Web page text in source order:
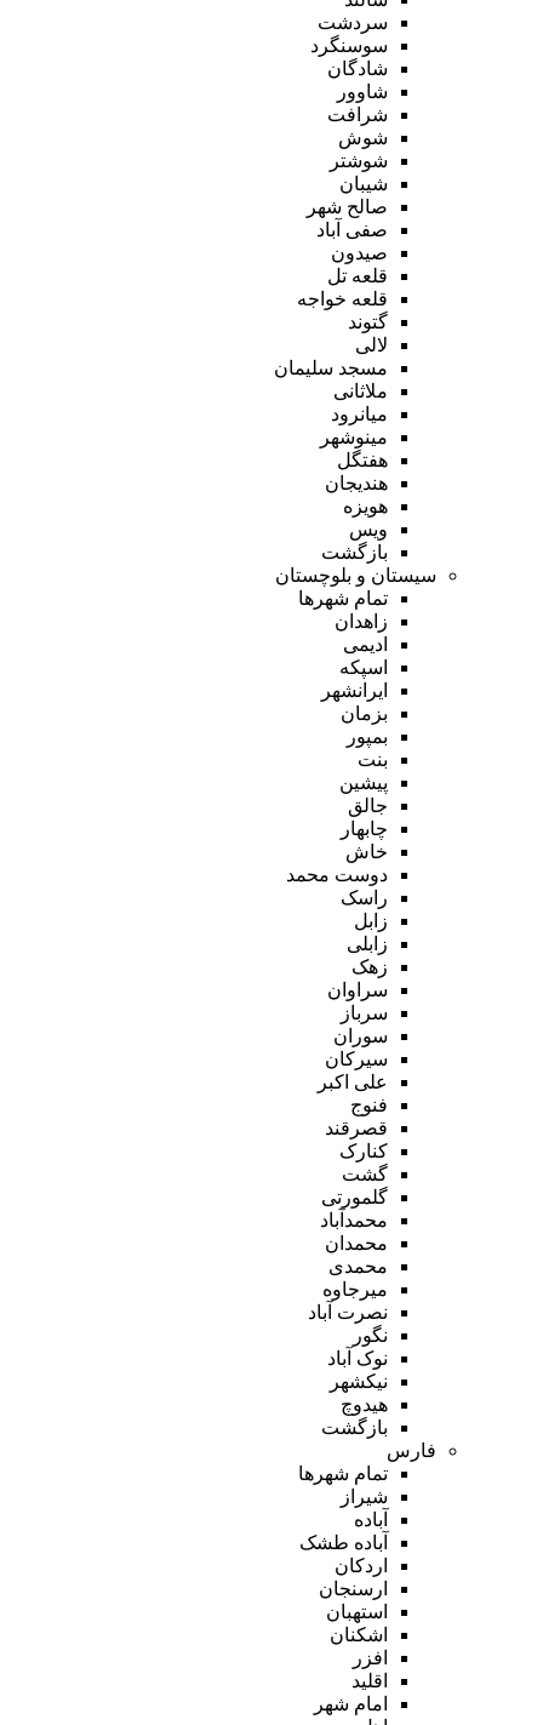
سردشت
سوسنگرد
شادگان
شاوور
شرافت
شوش
شوشتر
شیبان
صالح شهر
صفی آباد
صیدون
قلعه تل
قلعه خواجه
گتوند
لالی
مسجد سلیمان
ملاثانی
میانرود
مینوشهر
هفتگل
هندیجان
هویزه
ویس
بازگشت
سیستان و بلوچستان
تمام شهر‌ها
زاهدان
ادیمی
اسپکه
ایرانشهر
بزمان
بمپور
بنت
پیشین
جالق
چابهار
خاش
دوست محمد
راسک
زابل
زابلی
زهک
سراوان
سرباز
سوران
سیرکان
علی اکبر
فنوج
قصرقند
کنارک
گشت
گلمورتی
محمدآباد
محمدان
محمدی
میرجاوه
نصرت آباد
نگور
نوک آباد
نیکشهر
هیدوچ
بازگشت
فارس
تمام شهر‌ها
شیراز
آباده
آباده طشک
اردکان
ارسنجان
استهبان
اشکنان
افزر
اقلید
امام شهر